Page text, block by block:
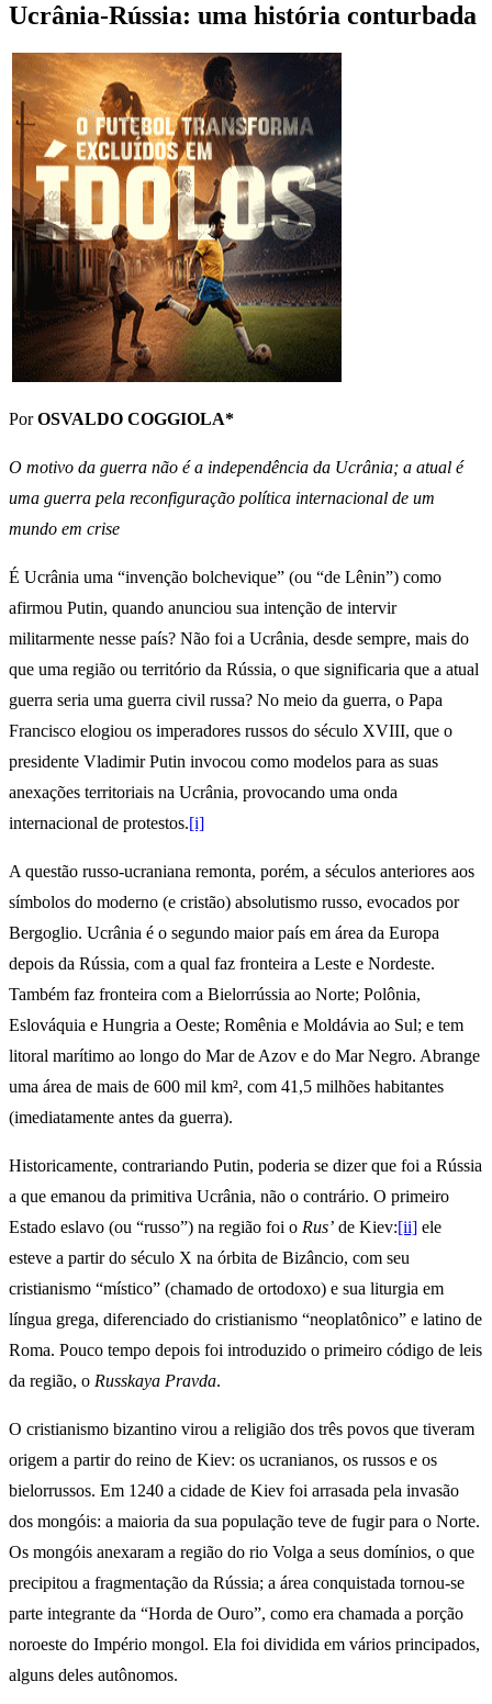
Ucrânia-Rússia: uma história conturbada
PorOSVALDO COGGIOLA*
O motivo da guerra não é a independência da Ucrânia; a atual é
uma guerra pela reconfiguração política internacional de um
mundo em crise
É Ucrânia uma “invenção bolchevique” (ou “de Lênin”) como
afirmou Putin, quando anunciou sua intenção de intervir
militarmente nesse país? Não foi a Ucrânia, desde sempre, mais do
que uma região ou território da Rússia, o que significaria que a atual
guerra seria uma guerra civil russa? No meio da guerra, o Papa
Francisco elogiou os imperadores russos do século XVIII, que o
presidente Vladimir Putin invocou como modelos para as suas
anexações territoriais na Ucrânia, provocando uma onda
internacional de protestos.[i]
A questão russo-ucraniana remonta, porém, a séculos anteriores aos
símbolos do moderno (e cristão) absolutismo russo, evocados por
Bergoglio. Ucrânia é o segundo maior país em área da Europa
depois da Rússia, com a qual faz fronteira a Leste e Nordeste.
Também faz fronteira com a Bielorrússia ao Norte; Polônia,
Eslováquia e Hungria a Oeste; Romênia e Moldávia ao Sul; e tem
litoral marítimo ao longo do Mar de Azov e do Mar Negro. Abrange
uma área de mais de 600 mil km², com 41,5 milhões habitantes
(imediatamente antes da guerra).
Historicamente, contrariando Putin, poderia se dizer que foi a Rússia
a que emanou da primitiva Ucrânia, não o contrário. O primeiro
Estado eslavo (ou “russo”) na região foi o Rus’ de Kiev:[ii] ele
esteve a partir do século X na órbita de Bizâncio, com seu
cristianismo “místico” (chamado de ortodoxo) e sua liturgia em
língua grega, diferenciado do cristianismo “neoplatônico” e latino de
Roma. Pouco tempo depois foi introduzido o primeiro código de leis
da região, o Russkaya Pravda.
O cristianismo bizantino virou a religião dos três povos que tiveram
origem a partir do reino de Kiev: os ucranianos, os russos e os
bielorrussos. Em 1240 a cidade de Kiev foi arrasada pela invasão
dos mongóis: a maioria da sua população teve de fugir para o Norte.
Os mongóis anexaram a região do rio Volga a seus domínios, o que
precipitou a fragmentação da Rússia; a área conquistada tornou-se
parte integrante da “Horda de Ouro”, como era chamada a porção
noroeste do Império mongol. Ela foi dividida em vários principados,
alguns deles autônomos.